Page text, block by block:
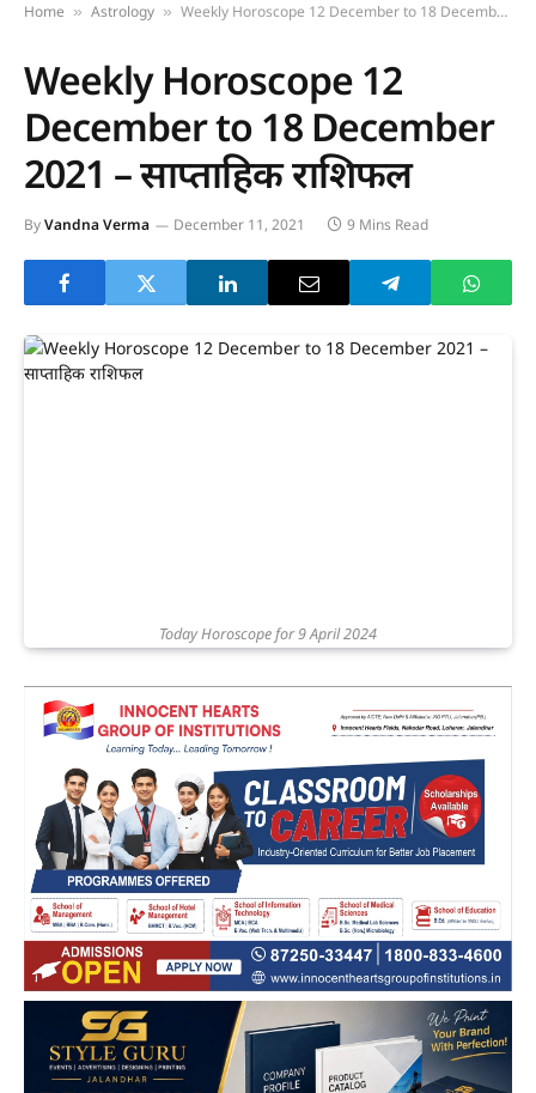
Home » Astrology » Weekly Horoscope 12 December to 18 December 2021 – साप्ताहिक राशिफल
Weekly Horoscope 12
December to 18 December
2021 – साप्ताहिक राशिफल
ByVandna Verma December 11, 2021 9 Mins Read
Today Horoscope for 9 April 2024